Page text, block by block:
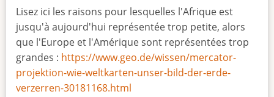
Lisez ici les raisons pour lesquelles l'Afrique est
jusqu'à aujourd'hui représentée trop petite, alors
que l'Europe et l'Amérique sont représentées trop
grandes : https://www.geo.de/wissen/mercator-
projektion-wie-weltkarten-unser-bild-der-erde-
verzerren-30181168.html